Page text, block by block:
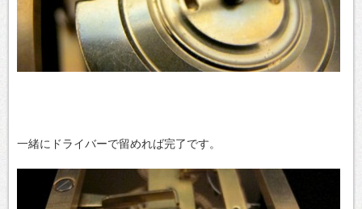
一緒にドライバーで留めれば完了です。